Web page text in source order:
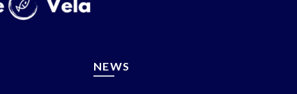
NEWS